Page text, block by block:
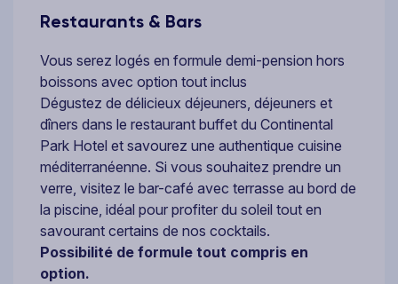
Restaurants & Bars
Vous serez logés en formule demi-pension hors
boissons avec option tout inclus
Dégustez de délicieux déjeuners, déjeuners et
dîners dans le restaurant buffet du Continental
Park Hotel et savourez une authentique cuisine
méditerranéenne. Si vous souhaitez prendre un
verre, visitez le bar-café avec terrasse au bord de
la piscine, idéal pour profiter du soleil tout en
savourant certains de nos cocktails.
Possibilité de formule tout compris en
option.